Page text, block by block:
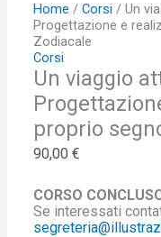
Home /Corsi / Un
Progettazione e
Zodiacale
Corsi
Un viaggio
proprio
90,00€
CORSO
Se interessati